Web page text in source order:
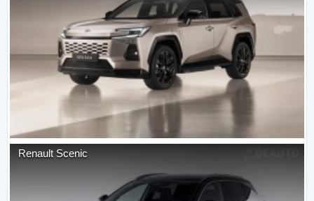
Renault Scenic